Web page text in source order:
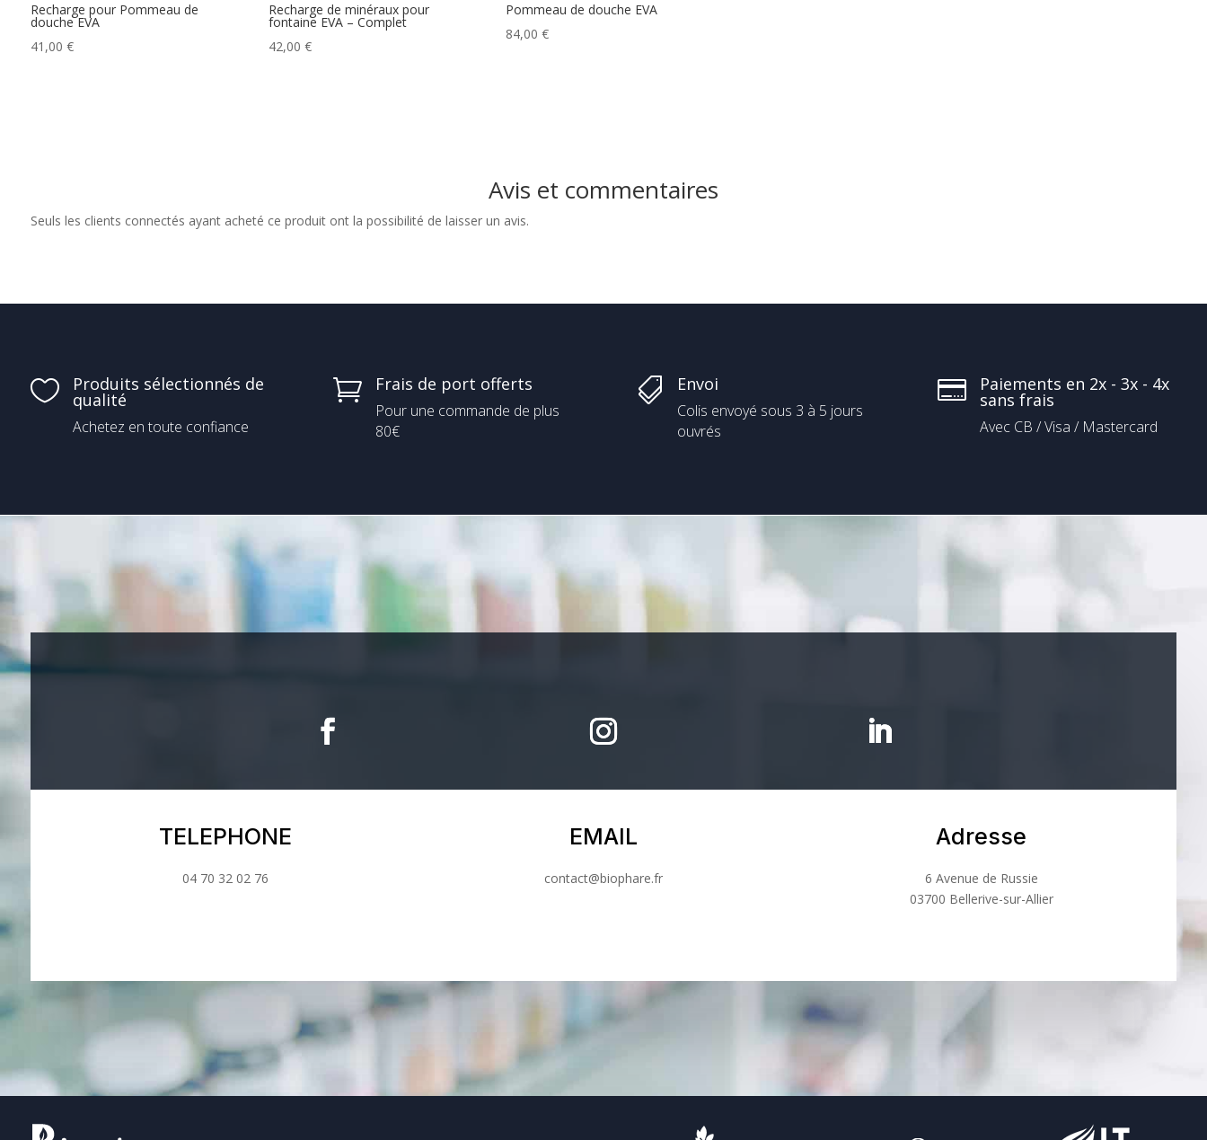
Recharge pour Pommeau de
douche EVA
41,00 €
Recharge de minéraux pour
fontaine EVA – Complet
42,00 €
Pommeau de douche EVA
84,00€
Avis et commentaires
Seuls les clients connectés ayant acheté ce produit ont la possibilité de laisser un avis.
 Produits sélectionnés de
qualité
Achetez en toute confiance
 Frais de port offerts
Pour une commande de plus
80€
 Envoi
Colis envoyé sous 3 à 5 jours
ouvrés
 Paiements en 2x - 3x - 4x
sans frais
Avec CB / Visa / Mastercard
TELEPHONE
04 70 32 02 76
EMAIL
contact@biophare.fr
Adresse
6 Avenue de Russie
03700 Bellerive-sur-Allier